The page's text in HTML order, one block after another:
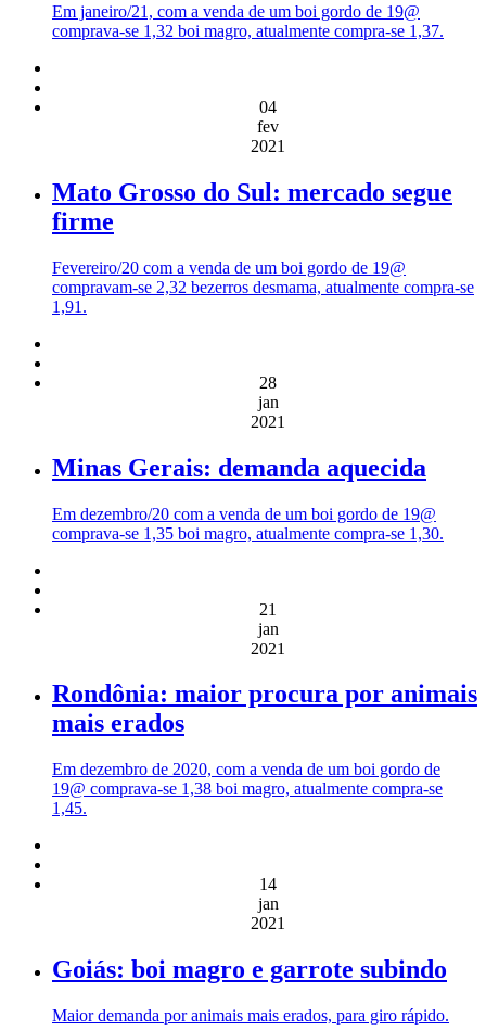
Em janeiro/21, com a venda de um boi gordo de 19@
comprava-se 1,32 boi magro, atualmente compra-se 1,37.
04
fev
2021
Mato Grosso do Sul: mercado segue
firme
Fevereiro/20 com a venda de um boi gordo de 19@
compravam-se 2,32 bezerros desmama, atualmente compra-se
1,91.
28
jan
2021
Minas Gerais: demanda aquecida
Em dezembro/20 com a venda de um boi gordo de 19@
comprava-se 1,35 boi magro, atualmente compra-se 1,30.
21
jan
2021
Rondônia: maior procura por animais
mais erados
Em dezembro de 2020, com a venda de um boi gordo de
19@ comprava-se 1,38 boi magro, atualmente compra-se
1,45.
14
jan
2021
Goiás: boi magro e garrote subindo
Maior demanda por animais mais erados, para giro rápido.